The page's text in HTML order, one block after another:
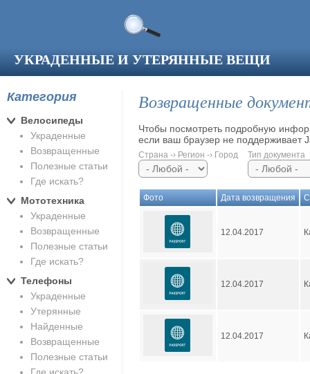
УКРАДЕННЫЕ И УТЕРЯННЫЕ ВЕЩИ
Возвращенные
Чтобы посмотреть подробную
если ваш браузер не поддерживает
Страна -› Регион -› Город Тип документа
Фото Дата возвращения
12.04.2017
12.04.2017
12.04.2017
Категория
Велосипеды
Украденные
Возвращенные
Полезные статьи
Где искать?
Мототехника
Украденные
Возвращенные
Полезные статьи
Где искать?
Телефоны
Украденные
Утерянные
Найденные
Возвращенные
Полезные статьи